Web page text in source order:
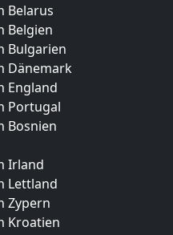
Belarus
Belgien
Bulgarien
Dänemark
England
Portugal
Bosnien
Irland
Lettland
Zypern
Kroatien